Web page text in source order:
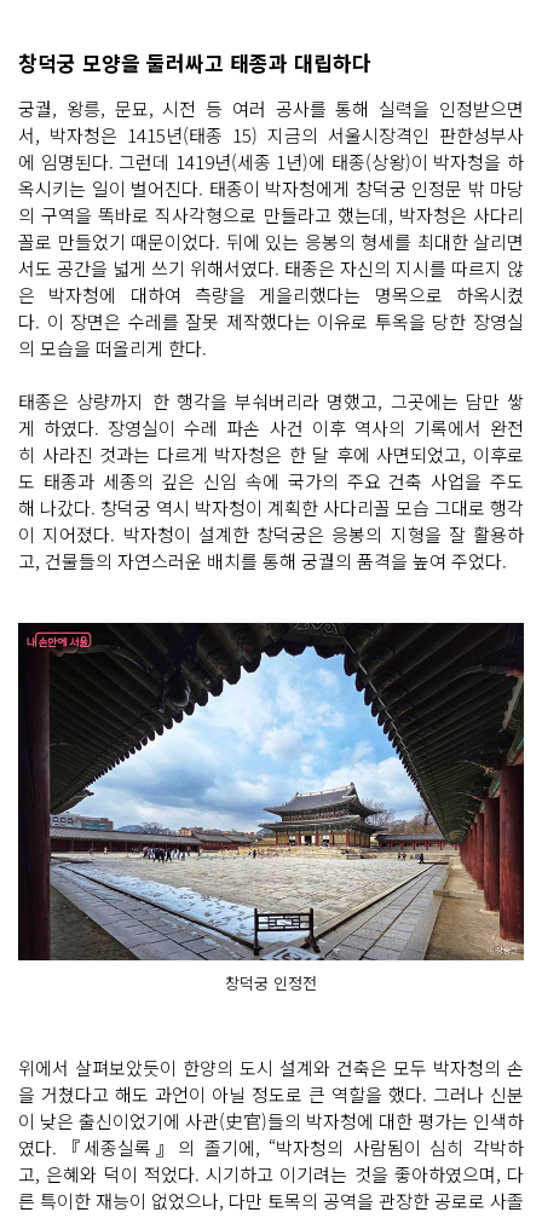
창덕궁 모양을 둘러싸고 태종과 대립하다
궁궐, 왕릉, 문묘, 시전 등 여러 공사를 통해 실력을 인정받으면
서, 박자청은 1415년(태종 15) 지금의 서울시장격인 판한성부사
에 임명된다. 그런데 1419년(세종 1년)에 태종(상왕)이 박자청을 하
옥시키는 일이 벌어진다. 태종이 박자청에게 창덕궁 인정문 밖 마당
의 구역을 똑바로 직사각형으로 만들라고 했는데, 박자청은 사다리
꼴로 만들었기 때문이었다. 뒤에 있는 응봉의 형세를 최대한 살리면
서도 공간을 넓게 쓰기 위해서였다. 태종은 자신의 지시를 따르지 않
은 박자청에 대하여 측량을 게을리했다는 명목으로 하옥시켰
다. 이 장면은 수레를 잘못 제작했다는 이유로 투옥을 당한 장영실
의 모습을 떠올리게 한다.
태종은 상량까지 한 행각을 부숴버리라 명했고, 그곳에는 담만 쌓
게 하였다. 장영실이 수레 파손 사건 이후 역사의 기록에서 완전
히 사라진 것과는 다르게 박자청은 한 달 후에 사면되었고, 이후로
도 태종과 세종의 깊은 신임 속에 국가의 주요 건축 사업을 주도
해 나갔다. 창덕궁 역시 박자청이 계획한 사다리꼴 모습 그대로 행각
이 지어졌다. 박자청이 설계한 창덕궁은 응봉의 지형을 잘 활용하
고, 건물들의 자연스러운 배치를 통해 궁궐의 품격을 높여 주었다.
창덕궁 인정전
위에서 살펴보았듯이 한양의 도시 설계와 건축은 모두 박자청의 손
을 거쳤다고 해도 과언이 아닐 정도로 큰 역할을 했다. 그러나 신분
이 낮은 출신이었기에 사관(史官)들의 박자청에 대한 평가는 인색하
였다.『세종실록』의 졸기에, “박자청의 사람됨이 심히 각박하
고, 은혜와 덕이 적었다. 시기하고 이기려는 것을 좋아하였으며, 다
른 특이한 재능이 없었으나, 다만 토목의 공역을 관장한 공로로 사졸